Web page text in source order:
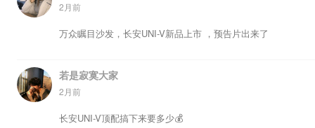
2月前
万众瞩目沙发，长安UNI-V新品上市 ，预告片出来了
若是寂寞大家
2月前
长安UNI-V顶配搞下来要多少💰